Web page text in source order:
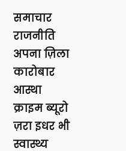
समाचार
राजनीति
अपना ज़िला
कारोबार
आस्था
क्राइम ब्यूरो
ज़रा इधर भी
स्वास्थ्य